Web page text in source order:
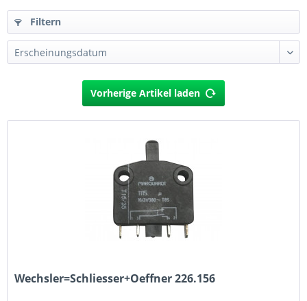
Filtern
Vorherige Artikel laden
Wechsler=Schliesser+Oeffner 226.156